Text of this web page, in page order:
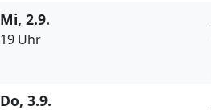
Mi, 2.9.
19 Uhr
Do, 3.9.